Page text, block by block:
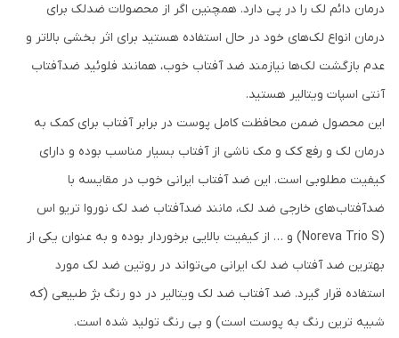
درمان دائم لک را در پی دارد. همچنین اگر از محصولات ضدلک برای
درمان انواع لک‌های خود در حال استفاده هستید برای اثر بخشی بالاتر و
عدم بازگشت لک‌ها نیازمند ضد آفتاب خوب، همانند فلوئید ضدآفتاب
آنتی اسپات ویتالیر هستید.
این محصول ضمن محافظت کامل پوست در برابر آفتاب برای کمک به
درمان لک‌ و رفع کک و مک ناشی از آفتاب بسیار مناسب بوده و دارای
کیفیت مطلوبی است. این ضد آفتاب ایرانی خوب در مقایسه با
ضدآفتاب‌های خارجی ضد لک، مانند ضدآفتاب ضد لک نوروا تریو اس
(Noreva Trio S) و … از کیفیت بالایی برخوردار بوده و به عنوان یکی از
بهترین ضد آفتاب ضد لک ایرانی می‌تواند در روتین ضد لک مورد
استفاده قرار گیرد. ضد آفتاب ضد لک ویتالیر در دو رنگ بژ طبیعی (که
شبیه ترین رنگ به پوست است) و بی رنگ تولید شده است.